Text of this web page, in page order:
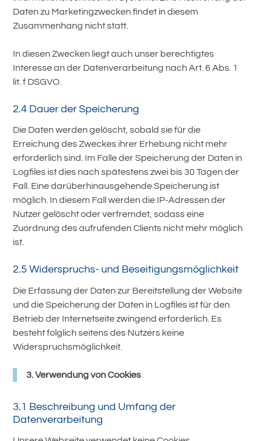
Daten zu Marketingzwecken findet in diesem
Zusammenhang nicht statt.
In diesen Zwecken liegt auch unser berechtigtes
Interesse an der Datenverarbeitung nach Art. 6 Abs. 1
lit. f DSGVO.
2.4 Dauer der Speicherung
Die Daten werden gelöscht, sobald sie für die
Erreichung des Zweckes ihrer Erhebung nicht mehr
erforderlich sind. Im Falle der Speicherung der Daten in
Logfiles ist dies nach spätestens zwei bis 30 Tagen der
Fall. Eine darüberhinausgehende Speicherung ist
möglich. In diesem Fall werden die IP-Adressen der
Nutzer gelöscht oder verfremdet, sodass eine
Zuordnung des aufrufenden Clients nicht mehr möglich
ist.
2.5 Widerspruchs- und Beseitigungsmöglichkeit
Die Erfassung der Daten zur Bereitstellung der Website
und die Speicherung der Daten in Logfiles ist für den
Betrieb der Internetseite zwingend erforderlich. Es
besteht folglich seitens des Nutzers keine
Widerspruchsmöglichkeit.
3. Verwendung von Cookies
3.1 Beschreibung und Umfang der
Datenverarbeitung